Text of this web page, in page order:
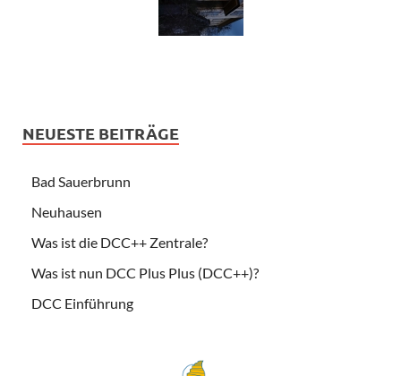
NEUESTE BEITRÄGE
Bad Sauerbrunn
Neuhausen
Was ist die DCC++ Zentrale?
Was ist nun DCC Plus Plus (DCC++)?
DCC Einführung